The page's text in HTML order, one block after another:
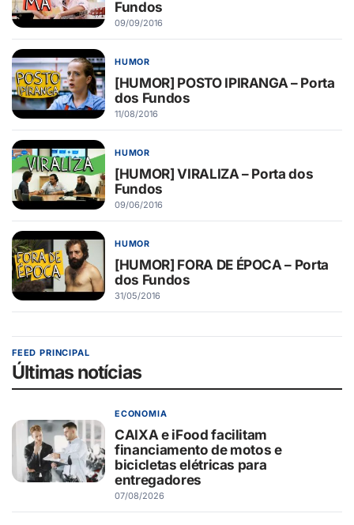
Fundos
09/09/2016
HUMOR
[HUMOR] POSTO IPIRANGA – Porta
dos Fundos
11/08/2016
HUMOR
[HUMOR] VIRALIZA – Porta dos
Fundos
09/06/2016
HUMOR
[HUMOR] FORA DE ÉPOCA – Porta
dos Fundos
31/05/2016
FEED PRINCIPAL
Últimas notícias
ECONOMIA
CAIXA e iFood facilitam
financiamento de motos e
bicicletas elétricas para
entregadores
07/08/2026